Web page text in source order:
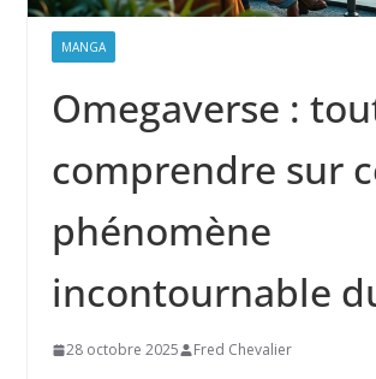
MANGA
Omegaverse :
comprendre sur
phénomène
incontournable
28 octobre 2025 Fred Chevalier